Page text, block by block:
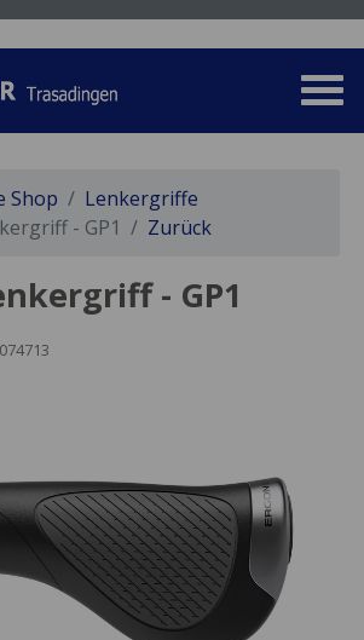
Shop
Lenkergriffe
- GP1
Zurück
- GP1